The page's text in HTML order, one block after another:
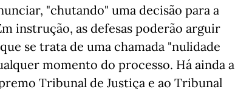
"chutando" uma decisão para a
instrução, as defesas poderão arguir
se trata de uma chamada "nulidade
momento do processo. Há ainda a
Tribunal de Justiça e ao Tribunal